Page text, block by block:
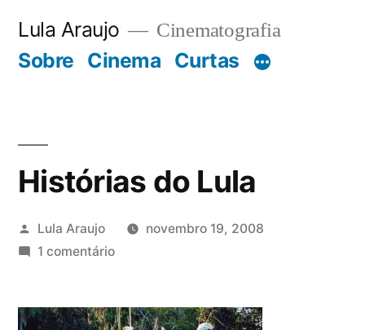
para
Lula Araujo Cinematografia
Sobre Cinema Curtas
Histórias do Lula
Publicado
por
Lula Araujo
novembro 19, 2008
1 comentárioem
Lula